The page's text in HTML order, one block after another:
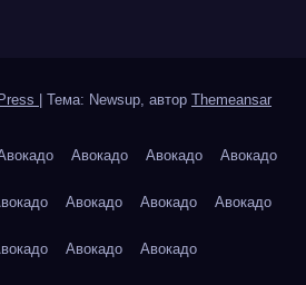
Тема: Newsup, автор Themeansar
Авокадо Авокадо Авокадо
Авокадо Авокадо Авокадо
Авокадо Авокадо